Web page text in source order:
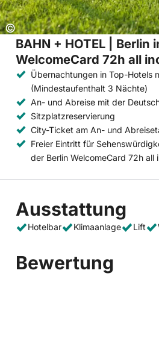
Copyright:
©
BAHN + HOTEL | Berlin
WelcomeCard 72h all
Übernachtungen in Top-Hotels
(Mindestaufenthalt 3 Nächte)
An- und Abreise mit der
Sitzplatzreservierung
City-Ticket am An- und
Freier Eintritt für
der Berlin WelcomeCard 72h all
Ausstattung
Hotelbar Klimaanlage Lift
Bewertung